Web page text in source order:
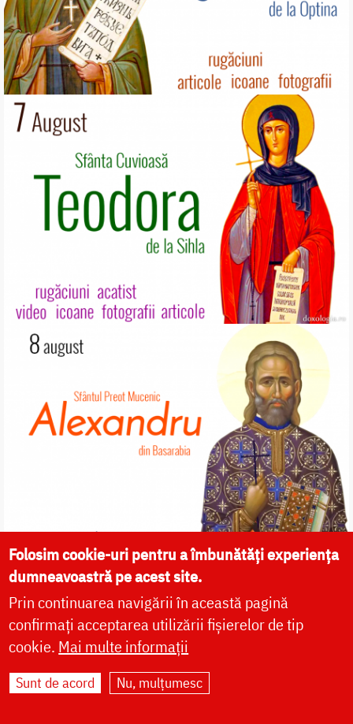
Folosim cookie-uri pentru a îmbunătăți experiența
dumneavoastră pe acest site.
Prin continuarea navigării în această pagină
confirmați acceptarea utilizării fișierelor de tip
cookie. Mai multe informații
Sunt de acord Nu, mulțumesc